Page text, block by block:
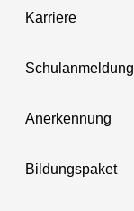
Karriere
Schulanmeldung
Anerkennung
Bildungspaket